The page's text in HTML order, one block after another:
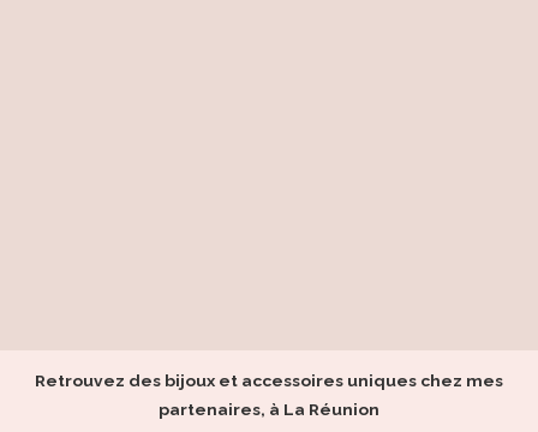
Retrouvez des bijoux et accessoires uniques chez mes
partenaires, à La Réunion